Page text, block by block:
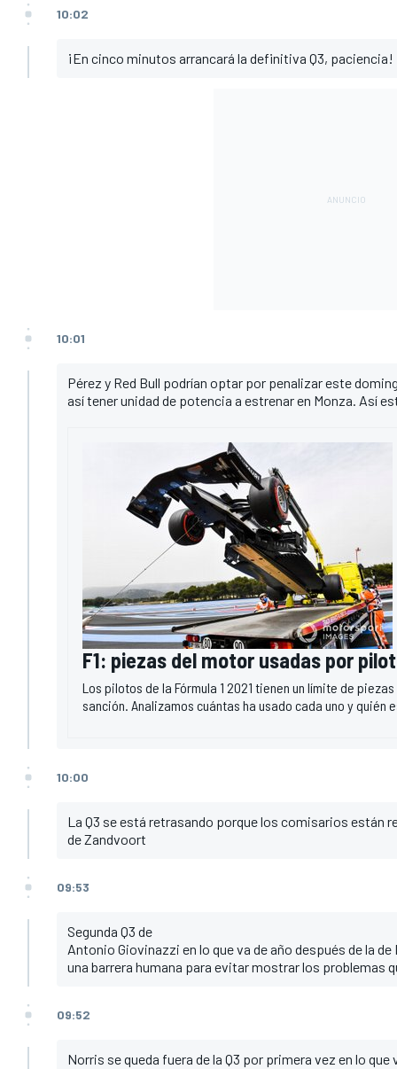
10:02
¡En cinco minutos arrancará la definitiva Q3, paciencia!
10:01
Pérez y Red Bull podrían optar por penalizar este
así tener unidad de potencia a estrenar en Monza. Así
F1: piezas del motor usadas por
Los pilotos de la Fórmula 1 2021 tienen un límite de
sanción. Analizamos cuántas ha usado cada uno y quién
10:00
La Q3 se está retrasando porque los comisarios están
de Zandvoort
09:53
Segunda Q3 de
Antonio Giovinazzi en lo que va de año después de la
una barrera humana para evitar mostrar los problemas
09:52
Norris se queda fuera de la Q3 por primera vez en lo que